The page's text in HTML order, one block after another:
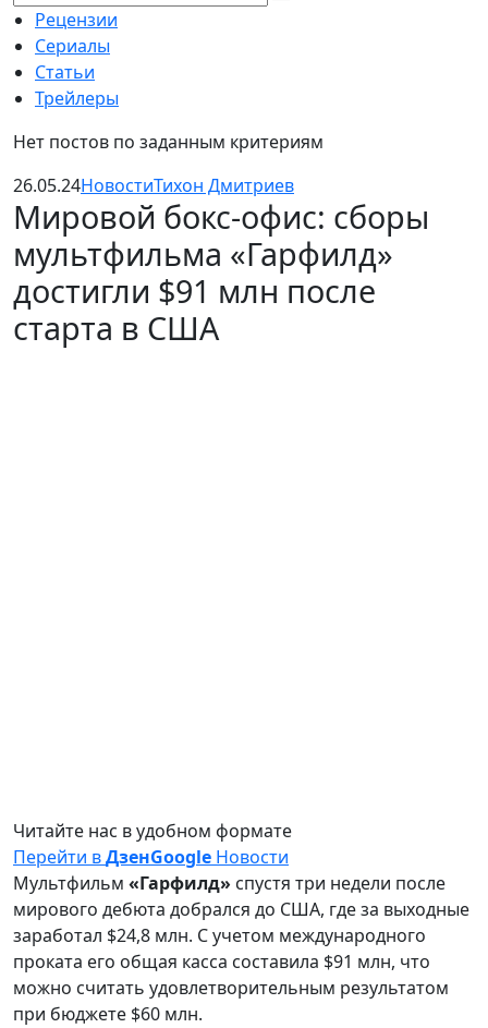
Рецензии
Сериалы
Статьи
Трейлеры
Нет постов по заданным критериям
26.05.24НовостиТихон Дмитриев
Мировой бокс-офис: сборы
мультфильма «Гарфилд»
достигли $91 млн после
старта в США
Читайте нас в удобном формате
Перейти вДзенGoogle Новости
Мультфильм «Гарфилд» спустя три недели после
мирового дебюта добрался до США, где за выходные
заработал $24,8 млн. С учетом международного
проката его общая касса составила $91 млн, что
можно считать удовлетворительным результатом
при бюджете $60 млн.